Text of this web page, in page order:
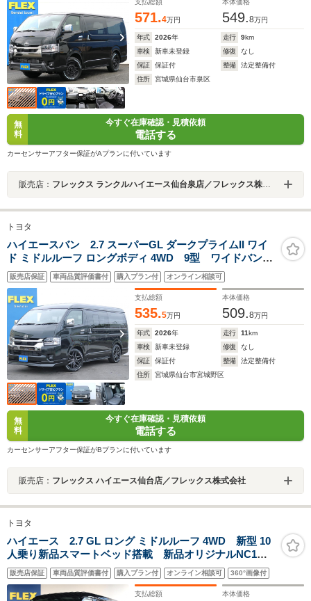
ClassicLEDテールランプ 純正8ディスプレイオーディ
オ
571.4万円 549.8万円
年式 2026年 走行 9km
車検
新車未登録 修復
なし
保証
保証付 整備
法定整備付
住所
宮城県仙台市泉区
無
料
今すぐ在庫確認・見積依頼
電話する
カーセンサーアフター保証がAプランに付いています
販売店： フレックス ランクルハイエース仙台泉店／フレックス株式会社
トヨタ
ハイエースバン 2.7 スーパーGL ダークプライムII ワイ
ド ミドルルーフ ロングボディ 4WD 9型 ワイドバン
アルティメットタイプ2スモークテール デルフ01-18ア
ルミ ヨコハマパラダタイヤ ディスプレイオーディオ
プラス フロントスポイラー オーバーフェンダー 小
窓付ドア 寒冷地仕様
販売店保証 車両品質評価書付 購入プラン付 オンライン相談可
支払総額
535.5万円
本体価格
509.8万円
年式 2026年 走行 11km
車検
新車未登録 修復
なし
保証
保証付 整備
法定整備付
住所
宮城県仙台市宮城野区
無
料
今すぐ在庫確認・見積依頼
電話する
カーセンサーアフター保証がBプランに付いています
販売店： フレックス ハイエース仙台店／フレックス株式会社
トヨタ
ハイエース 2.7 GL ロング ミドルルーフ 4WD 新型 10
人乗り新品スマートベッド搭載 新品オリジナルNC1ア
ルミホイール 家族 遠征 スポーツ ISOFIX 新品
ダンロップグラントレックタイヤ オフロードカスタム
販売店保証 車両品質評価書付 購入プラン付 オンライン相談可 360°画像付
支払総額 本体価格